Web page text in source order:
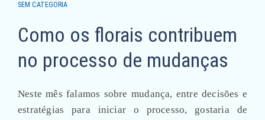
SEM CATEGORIA
Como os florais contribuem
no processo de mudanças
Neste mês falamos sobre mudança, entre decisões e
estratégias para iniciar o processo, gostaria de